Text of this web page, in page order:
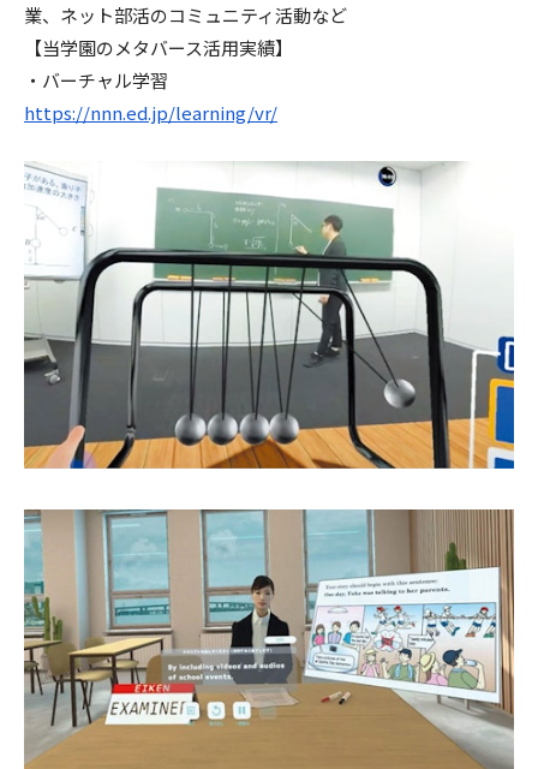
業、ネット部活のコミュニティ活動など
【当学園のメタバース活用実績】
・バーチャル学習
https://nnn.ed.jp/learning/vr/